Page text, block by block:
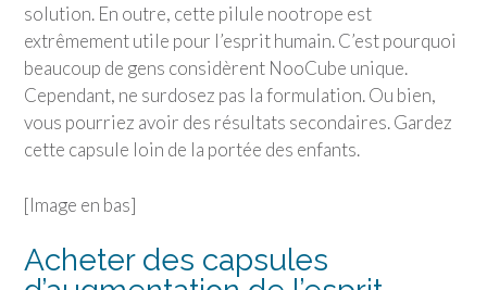
solution. En outre, cette pilule nootrope est
extrêmement utile pour l’esprit humain. C’est pourquoi
beaucoup de gens considèrent NooCube unique.
Cependant, ne surdosez pas la formulation. Ou bien,
vous pourriez avoir des résultats secondaires. Gardez
cette capsule loin de la portée des enfants.
[Image en bas]
Acheter des capsules